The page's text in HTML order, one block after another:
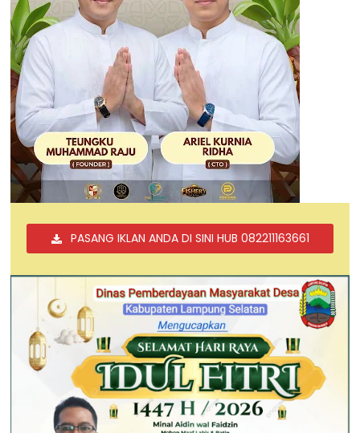
PASANG IKLAN ANDA DI SINI HUB 082211163661